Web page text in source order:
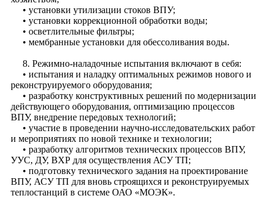
• установки утилизации стоков ВПУ;
• установки коррекционной обработки воды;
• осветлительные фильтры;
• мембранные установки для обессоливания воды.
8. Режимно-наладочные испытания включают в себя:
• испытания и наладку оптимальных режимов нового и
реконструируемого оборудования;
• разработку конструктивных решений по модернизации
действующего оборудования, оптимизацию процессов
ВПУ, внедрение передовых технологий;
• участие в проведении научно-исследовательских работ
и мероприятиях по новой технике и технологии;
• разработку алгоритмов технических процессов ВПУ,
УУС, ДУ, ВХР для осуществления АСУ ТП;
• подготовку технического задания на проектирование
ВПУ, АСУ ТП для вновь строящихся и реконструируемых
теплостанций в системе ОАО «МОЭК».